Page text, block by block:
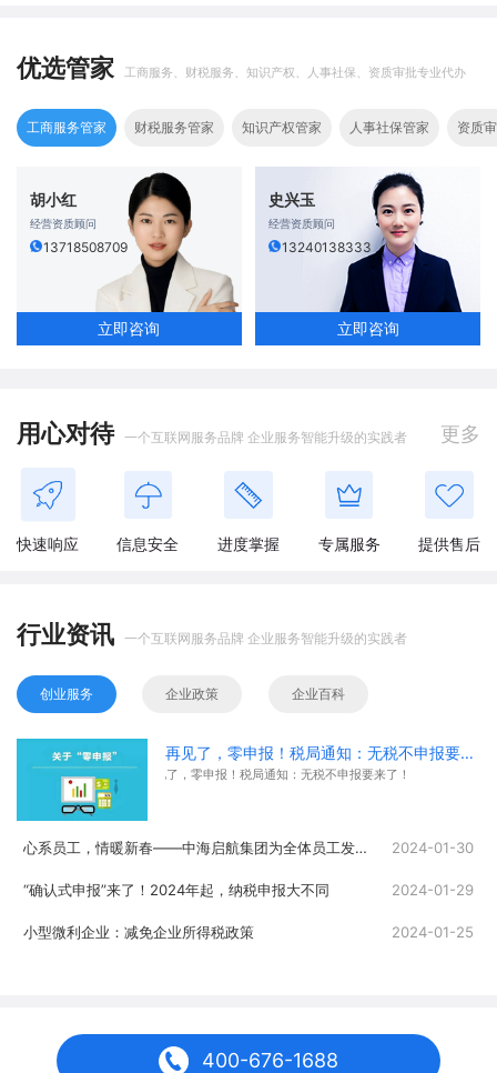
优选管家 工商服务、财税服务、知识产权、人事社保、资质审批专业代办
工商服务管家 财税服务管家 知识产权管家 人事社保管家 资质
胡小红
经营资质顾问
13718508709
立即咨询
史兴玉
经营资质顾问
13240138333
立即咨询
用心对待 一个互联网服务品牌 企业服务智能升级的实践者 更多
快速响应 信息安全 进度掌握 专属服务 提供售后
行业资讯 一个互联网服务品牌 企业服务智能升级的实践者
创业服务 企业政策 企业百科
再见了，零申报！税局通知：无税不申报要来了！
再见了，零申报！税局通知：无税不申报要来了！
心系员工，情暖新春——中海启航集团为全体员工发放春节福利 2024-01-30
“确认式申报”来了！2024年起，纳税申报大不同 2024-01-29
小型微利企业：减免企业所得税政策 2024-01-25
400-676-1688